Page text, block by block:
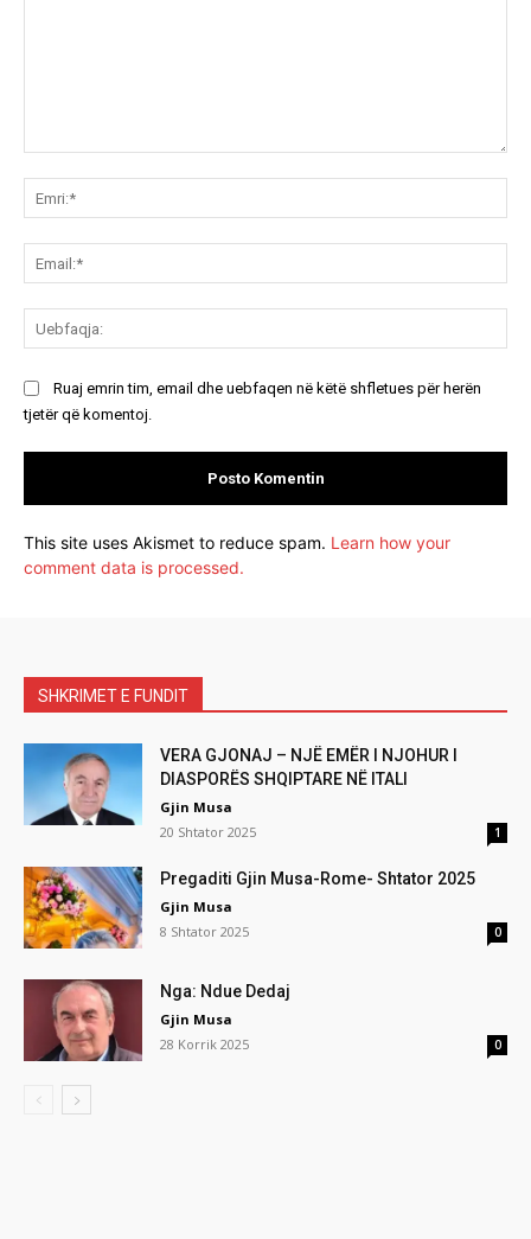
Ruaj emrin tim, email dhe uebfaqen në këtë shfletues për herën
tjetër që komentoj.
This site uses Akismet to reduce spam. Learn how your
comment data is processed.
SHKRIMET E FUNDIT
VERA GJONAJ – NJË EMËR I NJOHUR I
DIASPORËS SHQIPTARE NË ITALI
Gjin Musa
20 Shtator 2025
1
Pregaditi Gjin Musa-Rome- Shtator 2025
Gjin Musa
8 Shtator 2025
0
Nga: Ndue Dedaj
Gjin Musa
28 Korrik 2025
0